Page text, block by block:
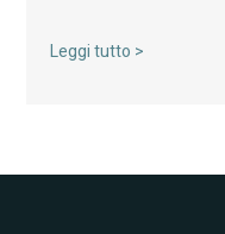
Leggi tutto >